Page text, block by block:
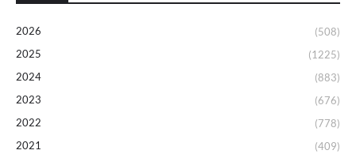
2026
(508)
2025
(1225)
2024
(883)
2023
(676)
2022
(778)
2021
(409)